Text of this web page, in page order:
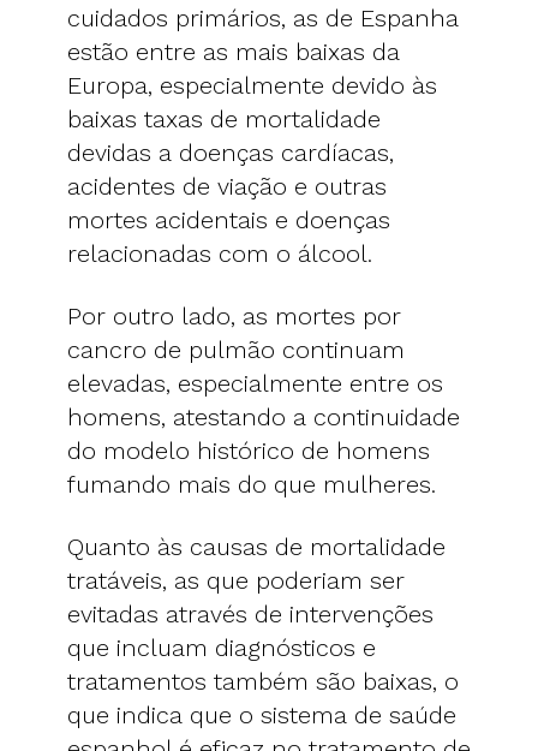
cuidados primários, as de Espanha
estão entre as mais baixas da
Europa, especialmente devido às
baixas taxas de mortalidade
devidas a doenças cardíacas,
acidentes de viação e outras
mortes acidentais e doenças
relacionadas com o álcool.
Por outro lado, as mortes por
cancro de pulmão continuam
elevadas, especialmente entre os
homens, atestando a continuidade
do modelo histórico de homens
fumando mais do que mulheres.
Quanto às causas de mortalidade
tratáveis, as que poderiam ser
evitadas através de intervenções
que incluam diagnósticos e
tratamentos também são baixas, o
que indica que o sistema de saúde